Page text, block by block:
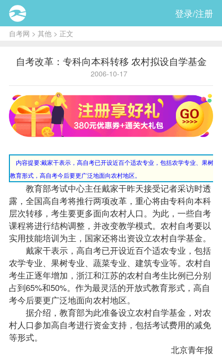
登录/注册
自考网 > 其他 > 正文
自考改革：专科向本科转移 农村拟设自学基金
2006-10-17
内容提要:戴家干表示，高自考已开设近百个适农专业，包括农学专业、果树
教育形式，高自考今后要更广泛地面向农村地区。
教育部考试中心主任戴家干昨天接受记者采访时透
露，全国高自考将推行两项改革，重心将由专科向本科
层次转移，考生要更多面向农村人口。为此，一些自考
课程将进行结构调整，并改变教学模式。农村自考要以
实用技能培训为主，国家还将出资设立农村自学基金。
戴家干表示，高自考已开设近百个适农专业，包括
农学专业、果树专业、蔬菜专业、建筑专业等。农村自
考生正逐年增加，浙江和江苏的农村自考生比例已分别
占到65%和50%。作为最灵活的开放式教育形式，高自
考今后要更广泛地面向农村地区。
据介绍，教育部为此准备设立农村自学基金，对农
村人口参加高自考进行资金支持，包括考试费用的减免
等形式。
北京青年报